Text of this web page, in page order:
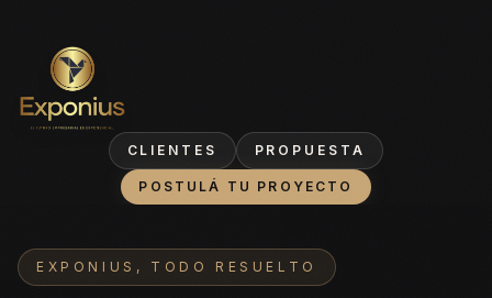
Exponius
CLIENTES PROPUESTA
POSTULÁ TU PROYECTO
EXPONIUS, TODO RESUELTO